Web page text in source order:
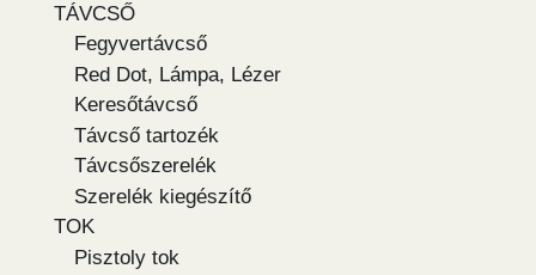
TÁVCSŐ
Fegyvertávcső
Red Dot, Lámpa, Lézer
Keresőtávcső
Távcső tartozék
Távcsőszerelék
Szerelék kiegészítő
TOK
Pisztoly tok